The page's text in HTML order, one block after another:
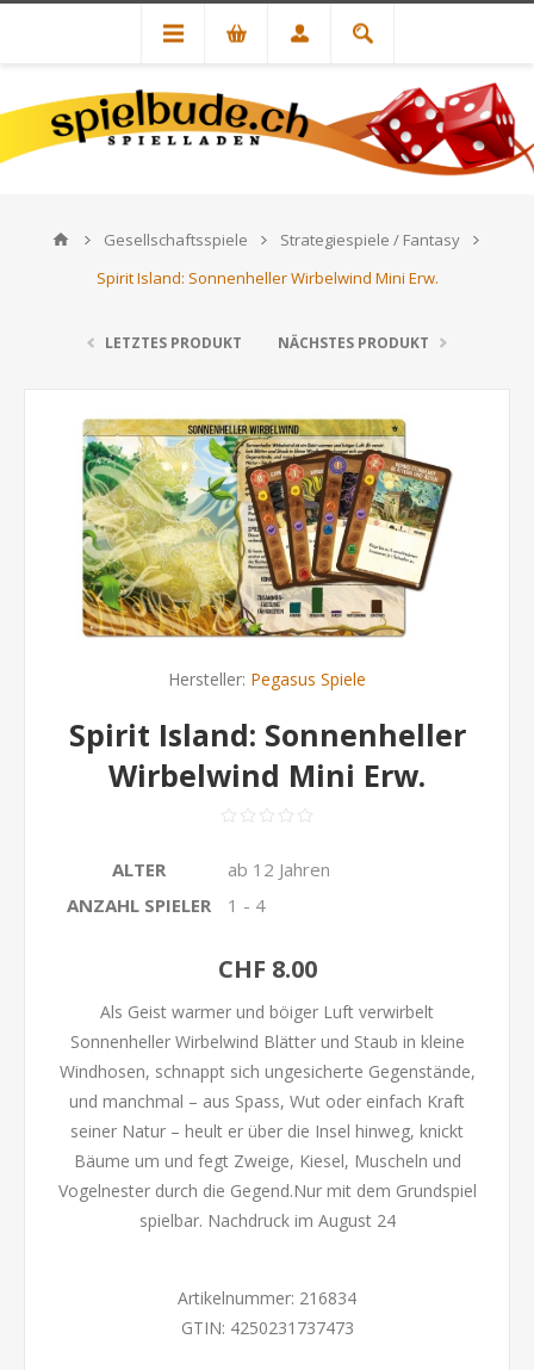
Gesellschaftsspiele
Strategiespiele / Fantasy
Spirit Island: Sonnenheller Wirbelwind Mini Erw.
LETZTES PRODUKT NÄCHSTES PRODUKT
Hersteller: Pegasus Spiele
Spirit Island: Sonnenheller
Wirbelwind Mini Erw.
ALTER
ab 12 Jahren
ANZAHL SPIELER
1 - 4
CHF 8.00
Als Geist warmer und böiger Luft verwirbelt
Sonnenheller Wirbelwind Blätter und Staub in kleine
Windhosen, schnappt sich ungesicherte Gegenstände,
und manchmal – aus Spass, Wut oder einfach Kraft
seiner Natur – heult er über die Insel hinweg, knickt
Bäume um und fegt Zweige, Kiesel, Muscheln und
Vogelnester durch die Gegend.Nur mit dem Grundspiel
spielbar. Nachdruck im August 24
Artikelnummer: 216834
GTIN: 4250231737473